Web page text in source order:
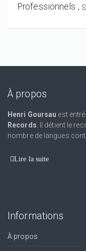
Professionnels
À propos
Henri Goursau est
Records. Il détient le
nombre de langues
Lire la suite
Informations
À propos